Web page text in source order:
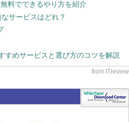
料でできるやり方を紹介
サービスはどれ？
すめサービスと選び方のコツを解説